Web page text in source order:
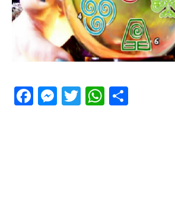
Facebook
Messenger
TwitterWhatsApp